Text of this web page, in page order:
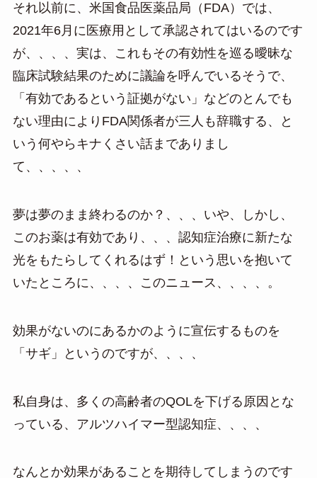
それ以前に、米国食品医薬品局（FDA）では、
2021年6月に医療用として承認されてはいるのです
が、、、、実は、これもその有効性を巡る曖昧な
臨床試験結果のために議論を呼んでいるそうで、
「有効であるという証拠がない」などのとんでも
ない理由によりFDA関係者が三人も辞職する、と
いう何やらキナくさい話までありまし
て、、、、、
夢は夢のまま終わるのか？、、、いや、しかし、
このお薬は有効であり、、、認知症治療に新たな
光をもたらしてくれるはず！という思いを抱いて
いたところに、、、、このニュース、、、、。
効果がないのにあるかのように宣伝するものを
「サギ」というのですが、、、、
私自身は、多くの高齢者のQOLを下げる原因とな
っている、アルツハイマー型認知症、、、、
なんとか効果があることを期待してしまうのです